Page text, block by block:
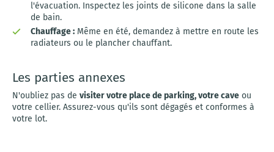
l'évacuation. Inspectez les joints de silicone dans la salle
de bain.
Chauffage : Même en été, demandez à mettre en route les
radiateurs ou le plancher chauffant.
Les parties annexes
N'oubliez pas de visiter votre place de parking, votre cave ou
votre cellier. Assurez-vous qu'ils sont dégagés et conformes à
votre lot.